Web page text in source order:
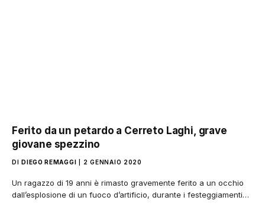
Ferito da un petardo a Cerreto Laghi, grave
giovane spezzino
DI DIEGO REMAGGI 2 GENNAIO 2020
Un ragazzo di 19 anni è rimasto gravemente ferito a un occhio
dall’esplosione di un fuoco d’artificio, durante i festeggiamenti…